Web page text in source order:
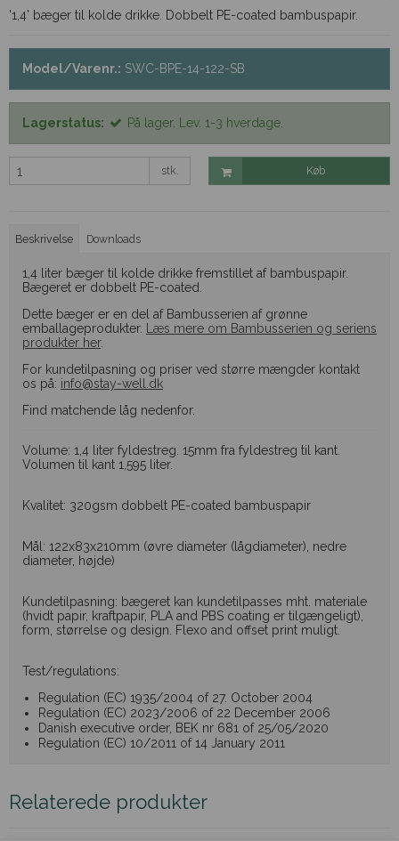
'1,4' bæger til kolde drikke. Dobbelt PE-coated bambuspapir.
Model/Varenr.: SWC-BPE-14-122-SB
Lagerstatus: På lager. Lev. 1-3 hverdage.
stk. Køb
Beskrivelse Downloads
1,4 liter bæger til kolde drikke fremstillet af bambuspapir.
Bægeret er dobbelt PE-coated.
Dette bæger er en del af Bambusserien af grønne
emballageprodukter.
æs mere om Bambusserien og seriens
produkter her.
For kundetilpasning og priser ved større mængder kontakt
os på: info@stay-well.dk
Find matchende låg nedenfor.
Volume: 1,4 liter fyldestreg. 15mm fra fyldestreg til kant.
Volumen til kant 1,595 liter.
Kvalitet: 320gsm dobbelt PE-coated bambuspapir
Mål: 122x83x210mm (øvre diameter (lågdiameter), nedre
diameter, højde)
Kundetilpasning: bægeret kan kundetilpasses mht. materiale
(hvidt papir, kraftpapir, PLA and PBS coating er tilgængeligt),
form, størrelse og design. Flexo and offset print muligt.
Test/regulations:
Regulation (EC) 1935/2004 of 27. October 2004
Regulation (EC) 2023/2006 of 22 December 2006
Danish executive order, BEK nr 681 of 25/05/2020
Regulation (EC) 10/2011 of 14 January 2011
Relaterede produkter